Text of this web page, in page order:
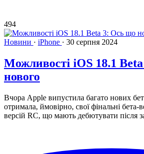
494
Новини · iPhone · 30 серпня 2024
Можливості iOS 18.1
нового
Вчора Apple випустила багато нових
отримала, ймовірно, свої фінальні бета-
версій RC, що мають дебютувати після